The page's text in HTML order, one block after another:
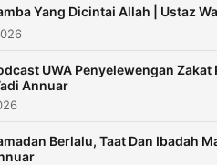
Yang Dicintai Allah | Ustaz
UWA Penyelewengan Zakat
Annuar
Berlalu, Taat Dan Ibadah